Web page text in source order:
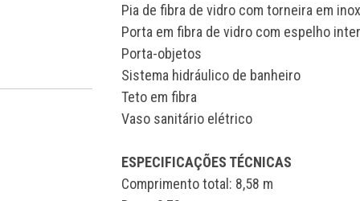
Pia de fibra de vidro com torneira em inox
Porta em fibra de vidro com espelho
Porta-objetos
Sistema hidráulico de banheiro
Teto em fibra
Vaso sanitário elétrico
ESPECIFICAÇÕES TÉCNICAS
Comprimento total: 8,58 m